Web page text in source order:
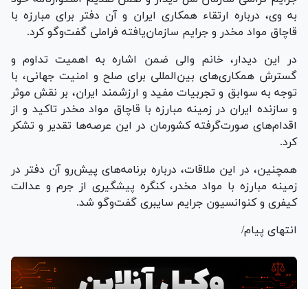
به وی، درباره ارتقاء همکاری ایران و آن دفتر برای مبارزه با
قاچاق مواد مخدر و جرایم سازمان‌یافته فراملی گفت‌و‌گو کرد.
در این دیدار، خانم والی ضمن اشاره به اهمیت تداوم و
گسترش همکاری‌های بین‌المللی برای صلح و امنیت جهانی، با
توجه به سوابق و تجربیات مفید و ارزشمند ایران، بر نقش موثر
و سازنده ایران در زمینه مبارزه با قاچاق مواد مخدر تاکید و از
اقدام‌های صورت‌گرفته کشورمان در این عرصه‌ها تقدیر و تشکر
کرد.
همچنین، در این ملاقات، درباره برنامه‌های پیش‌رو آن دفتر در
زمینه مبارزه با مواد مخدر، کنگره پیشگیری از جرم و عدالت
کیفری و کنوانسیون جرایم سایبری گفت‌و‌گو شد.
انتهای پیام/